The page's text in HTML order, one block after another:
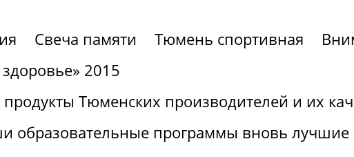
Свеча памяти Тюмень спортивная
2015
Тюменских производителей и их
образовательные программы вновь лучшие